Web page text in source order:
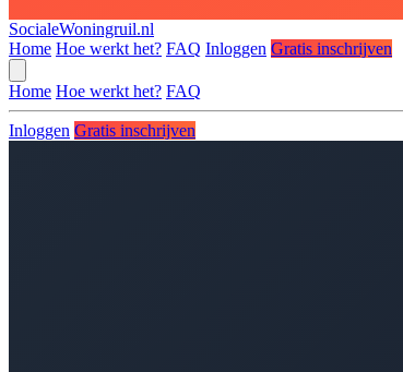
SocialeWoningruil.nl
Home Hoe werkt het? FAQ Inloggen Gratis inschrijven
Home Hoe werkt het? FAQ
Inloggen Gratis inschrijven